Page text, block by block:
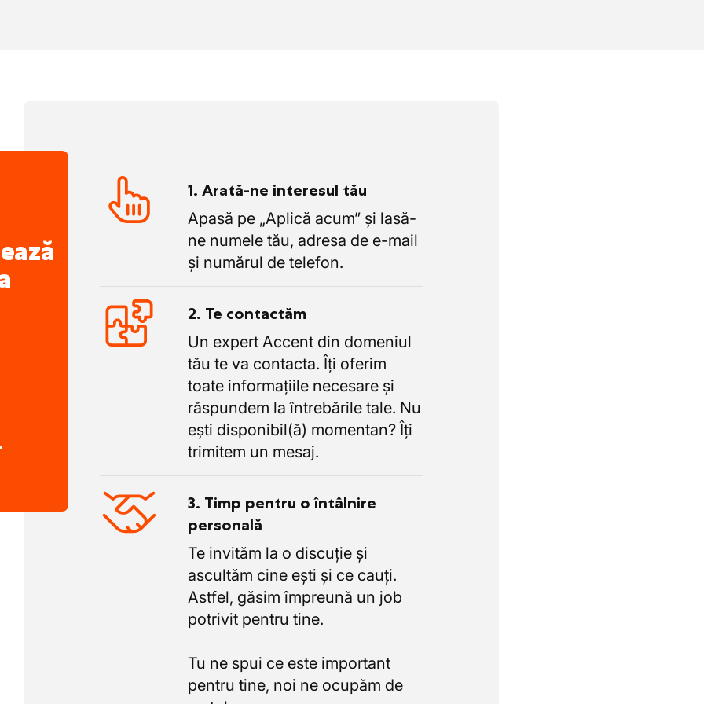
1. Arată-ne interesul tău
Apasă pe „Aplică acum” și lasă-
ne numele tău, adresa de e-mail
și numărul de telefon.
2. Te contactăm
Un expert Accent din domeniul
tău te va contacta. Îți oferim
toate informațiile necesare și
răspundem la întrebările tale. Nu
ești disponibil(ă) momentan? Îți
trimitem un mesaj.
3. Timp pentru o întâlnire
personală
Te invităm la o discuție și
ascultăm cine ești și ce cauți.
Astfel, găsim împreună un job
potrivit pentru tine.
Tu ne spui ce este important
pentru tine, noi ne ocupăm de